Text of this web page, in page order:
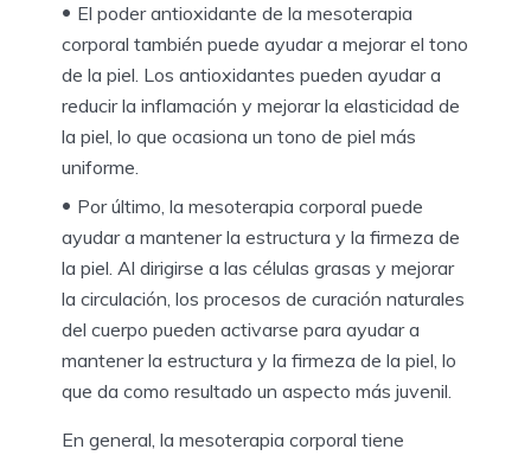
El poder antioxidante de la mesoterapia
corporal también puede ayudar a mejorar el tono
de la piel. Los antioxidantes pueden ayudar a
reducir la inflamación y mejorar la elasticidad de
la piel, lo que ocasiona un tono de piel más
uniforme.
Por último, la mesoterapia corporal puede
ayudar a mantener la estructura y la firmeza de
la piel. Al dirigirse a las células grasas y mejorar
la circulación, los procesos de curación naturales
del cuerpo pueden activarse para ayudar a
mantener la estructura y la firmeza de la piel, lo
que da como resultado un aspecto más juvenil.
En general, la mesoterapia corporal tiene